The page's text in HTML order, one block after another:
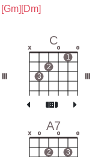
[Gm] [Dm]
C
x
3
2
o
1
o
A7
x o
2
o
3
o